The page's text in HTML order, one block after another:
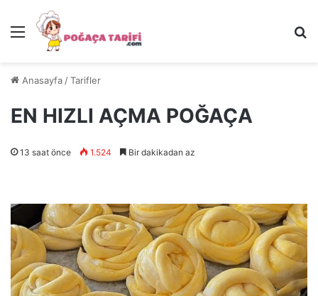
Menü
Anasayfa /Tarifler
EN HIZLI AÇMA POĞAÇA
13 saat önce 1.524 Bir dakikadan az